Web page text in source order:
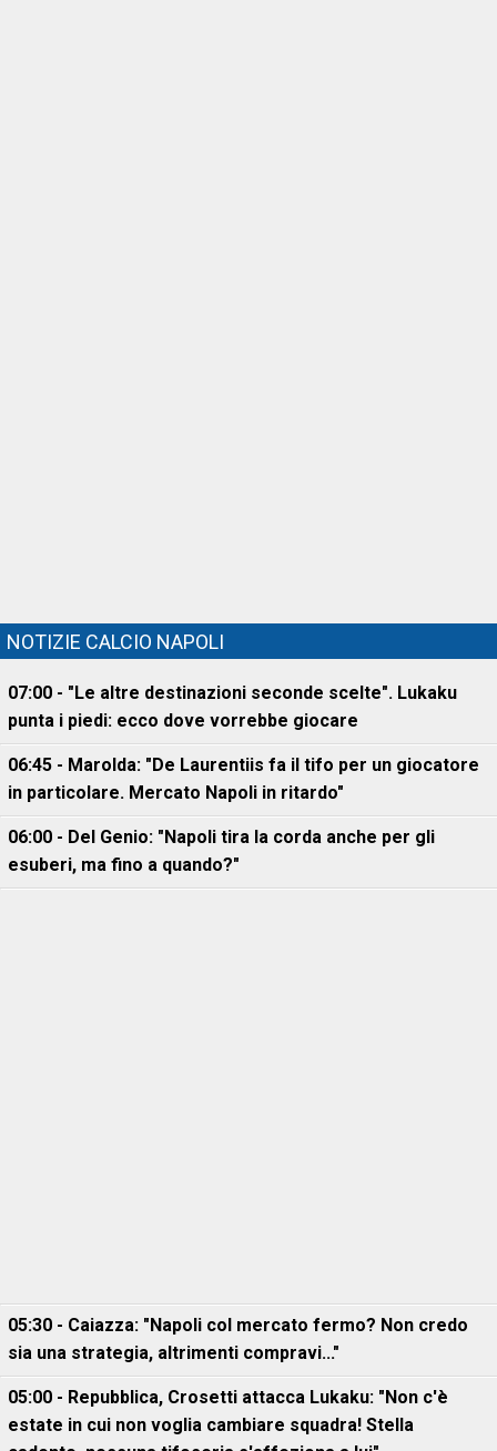
NOTIZIE CALCIO NAPOLI
07:00 - "Le altre destinazioni seconde scelte". Lukaku
punta i piedi: ecco dove vorrebbe giocare
06:45 - Marolda: "De Laurentiis fa il tifo per un giocatore
in particolare. Mercato Napoli in ritardo"
06:00 - Del Genio: "Napoli tira la corda anche per gli
esuberi, ma fino a quando?"
05:30 - Caiazza: "Napoli col mercato fermo? Non credo
sia una strategia, altrimenti compravi..."
05:00 - Repubblica, Crosetti attacca Lukaku: "Non c'è
estate in cui non voglia cambiare squadra! Stella